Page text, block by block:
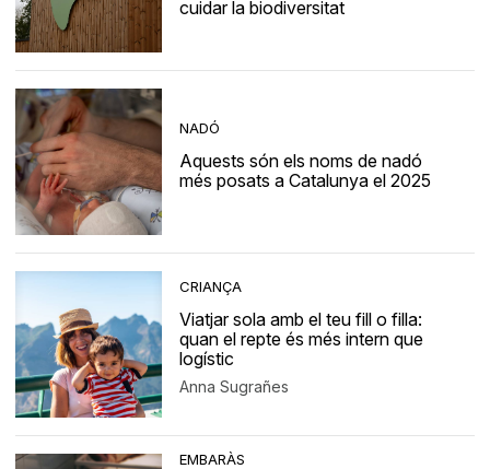
cuidar la biodiversitat
NADÓ
Aquests són els noms de nadó
més posats a Catalunya el 2025
CRIANÇA
Viatjar sola amb el teu fill o filla:
quan el repte és més intern que
logístic
Anna Sugrañes
EMBARÀS